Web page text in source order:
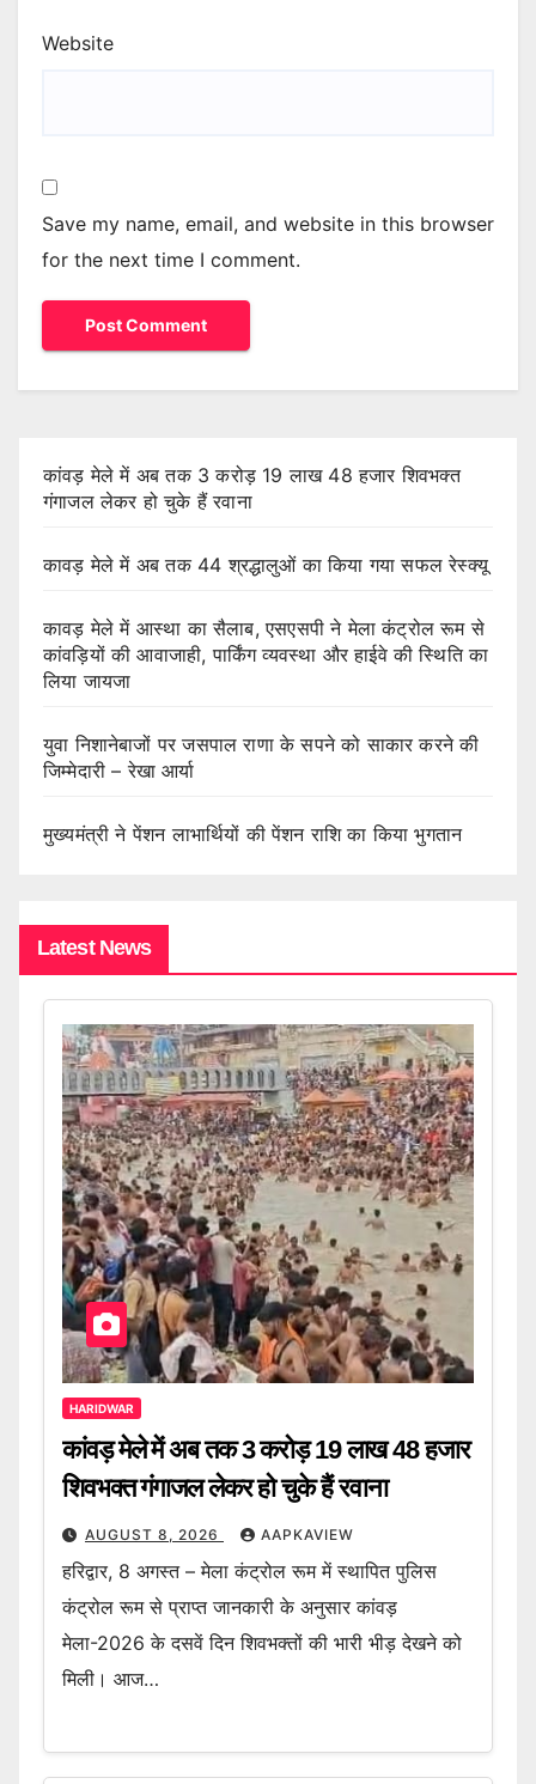
Website
Save my name, email, and website in this browser
for the next time I comment.
कांवड़ मेले में अब तक 3 करोड़ 19 लाख 48 हजार शिवभक्त
गंगाजल लेकर हो चुके हैं रवाना
कावड़ मेले में अब तक 44 श्रद्धालुओं का किया गया सफल रेस्क्यू
कावड़ मेले में आस्था का सैलाब, एसएसपी ने मेला कंट्रोल रूम से
कांवड़ियों की आवाजाही, पार्किंग व्यवस्था और हाईवे की स्थिति का
लिया जायजा
युवा निशानेबाजों पर जसपाल राणा के सपने को साकार करने की
जिम्मेदारी – रेखा आर्या
मुख्यमंत्री ने पेंशन लाभार्थियों की पेंशन राशि का किया भुगतान
Latest News
HARIDWAR
कांवड़ मेले में अब तक 3 करोड़ 19 लाख 48 हजार
शिवभक्त गंगाजल लेकर हो चुके हैं रवाना
AUGUST 8, 2026 AAPKAVIEW
हरिद्वार, 8 अगस्त – मेला कंट्रोल रूम में स्थापित पुलिस
कंट्रोल रूम से प्राप्त जानकारी के अनुसार कांवड़
मेला-2026 के दसवें दिन शिवभक्तों की भारी भीड़ देखने को
मिली। आज…